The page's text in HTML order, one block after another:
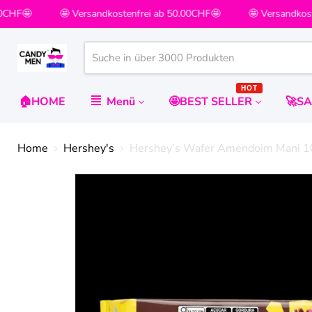
🤩 Versandkostenfrei ab 50.00CHF🤩 🤩
🏠HOME
Menü 🤩BEST SELLER
HOT
Home Hershey's Hershey's Wafer Amendoim Mani